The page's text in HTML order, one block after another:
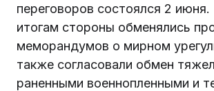
переговоров состоялся 2 июня.
итогам стороны обменялись
меморандумов о мирном
также согласовали обмен
раненными военнопленными и